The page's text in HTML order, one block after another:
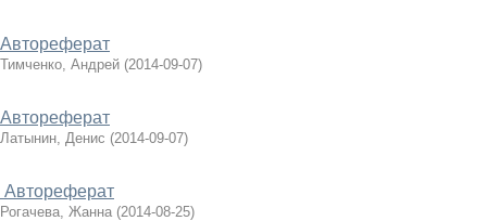
Автореферат
Тимченко, Андрей (2014-09-07)
Автореферат
Латынин, Денис (2014-09-07)
Автореферат
Рогачева, Жанна (2014-08-25)